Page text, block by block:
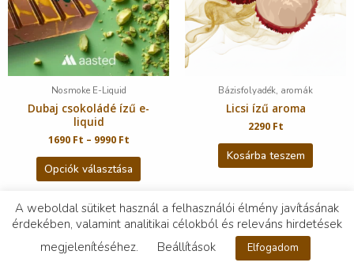
Nosmoke E-Liquid
Dubaj csokoládé ízű e-
liquid
1690 Ft – 9990 Ft
Opciók választása
Bázisfolyadék, aromák
Licsi ízű aroma
2290 Ft
Kosárba teszem
A weboldal sütiket használ a felhasználói élmény javításának
érdekében, valamint analitikai célokból és releváns hirdetések
megjelenítéséhez.
Beállítások Elfogadom